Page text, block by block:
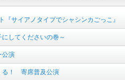
『サイアノタイプでシャシンカごっこ』
してくださいの巻～
演
る！ 寄席普及公演